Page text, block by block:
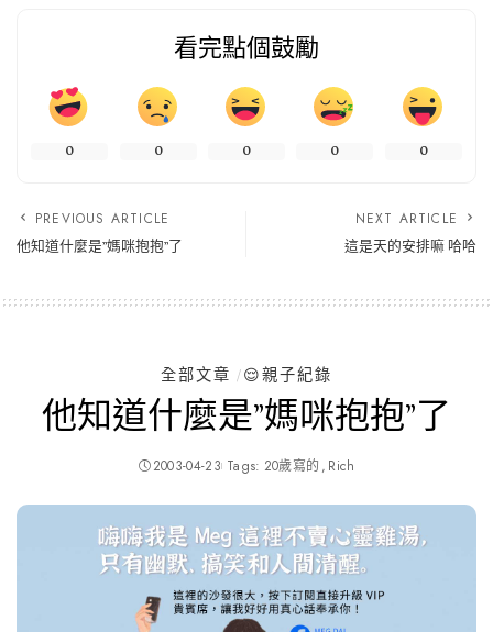
看完點個鼓勵
0 0 0 0 0
PREVIOUS ARTICLE
他知道什麼是”媽咪抱抱”了
NEXT ARTICLE
這是天的安排嘛 哈哈
全部文章 😌親子紀錄
他知道什麼是”媽咪抱抱”了
2003-04-23 Tags: 20歲寫的 Rich